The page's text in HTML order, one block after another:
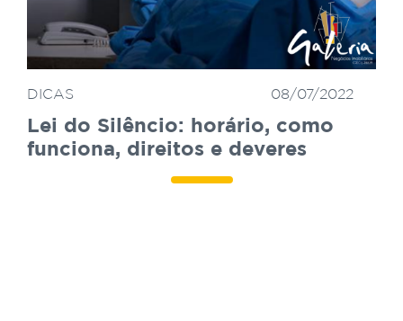
08/07/2022
DICAS
Lei do Silêncio: horário, como
funciona, direitos e deveres